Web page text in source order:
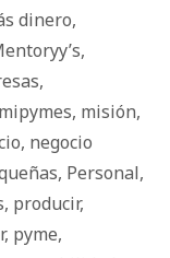
dinero,
,
,
mipymes, misión,
, negocio
, Personal,
, producir,
, pyme,